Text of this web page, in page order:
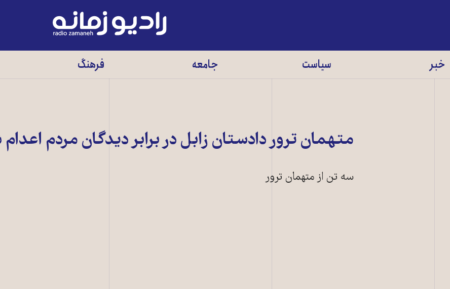
رادیو
زمانه
خبر سیاست جامعه فرهنگ
متهمان ترور دادستان زابل در برابر دیدگان مردم
سه تن از متهمان ترور